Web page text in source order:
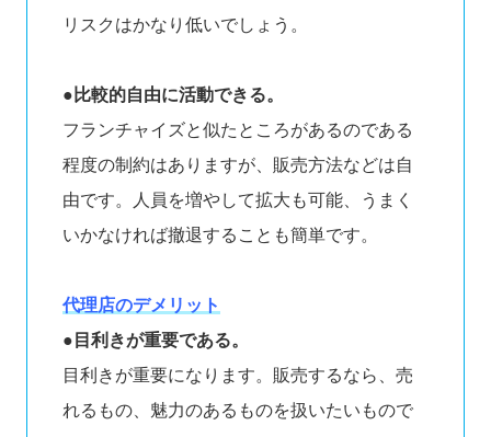
リスクはかなり低いでしょう。
●比較的自由に活動できる。
フランチャイズと似たところがあるのである
程度の制約はありますが、販売方法などは自
由です。人員を増やして拡大も可能、うまく
いかなければ撤退することも簡単です。
代理店のデメリット
●目利きが重要である。
目利きが重要になります。販売するなら、売
れるもの、魅力のあるものを扱いたいもので